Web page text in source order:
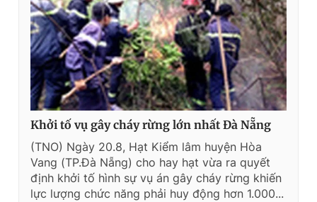
Khởi tố vụ gây cháy rừng lớn nhất Đà Nẵng
(TNO) Ngày 20.8, Hạt Kiểm lâm huyện Hòa
Vang (TP.Đà Nẵng) cho hay hạt vừa ra quyết
định khởi tố hình sự vụ án gây cháy rừng khiến
lực lượng chức năng phải huy động hơn 1.000...